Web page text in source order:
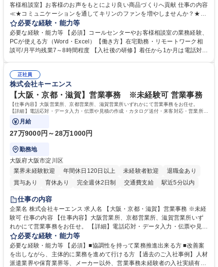
客様相談室】お客様のお声をもとにより良い商品づくりへ貢献 仕事の内容
≪★コミュニケーションを通してキリンのファンを増やしませんか？★≫
お客様のお声をより良い商品づくりに活かしていく上で、窓口となるお客
様相談室でのお仕事です。 日々お客様からいただくキリングループへのご
意見を、企業活動に活かしています。お客様からの声に迅速かつ誠意をも
って対応、情報提供するとともにグループ内活動に反映しています。 【具
平均100件前後■メール・手紙：同上40件前後 募集職種 中野本社【お客様
相談室】お客様のお声をもとにより良い商品づくりへ貢献
必要な経験・能力等
必要な経験・能力等 【必須】コールセンターやお客様相談室の業務経験、
PCが使える方（Word・Excel）【働き方】在宅勤務・リモートワーク相
談可/月平均残業7～8時間程度 【入社後の研修】着任から1か月は電話対応
すのでご安心ください。 【当社について】キリングループの広報機能を担
う会社として、お客様との出会いを大切にし、磨き上げたホスピタリティ
を込めてコミュニケーションをとりながら広報関連業務を行っておりま
す。 学歴・資格 学歴：大学院 大学 高専 短大 専修学校 高校 語学力： 資
格：
正社員
株式会社キーエンス
【大阪・京都・滋賀】営業事務 ※未経験可 営業事務
【仕事内容】大阪営業所、京都営業所、滋賀営業所いずれかにて営業事務をお任せ。
【詳細】電話応対・データ入力・伝票や見積の作成・カタログ送付・来客対応・営業所内
で発生する事務業務や業務改善をお任せ。
月給
27万9000円～28万1000円
勤務地
大阪府大阪市淀川区
業界未経験歓迎
年間休日120日以上 未経験者歓迎
退職金あり
賞与あり
育休あり 完全週休2日制 交通費支給
駅近5分以内
土日祝休み
仕事の内容
企業名 株式会社キーエンス 求人名 【大阪・京都・滋賀】営業事務 ※未経
験可 仕事の内容 【仕事内容】大阪営業所、京都営業所、滋賀営業所いず
れかにて営業事務をお任せ。 【詳細】電話応対・データ入力・伝票や見積
の作成・カタログ送付・来客対応・営業所内で発生する事務業務や業務改
善をお任せ。 【教育制度】ご入社後、育成担当とペアになりながらOJTに
て業務を覚えていただくことが可能です。業務システムがきちんと構築さ
れているため、スムーズに仕事に慣れることができる環境です。また、
必要な経験・能力等
必要な経験・能力等 【必須】■協調性を持って業務推進出来る方 ■改善案
を出しながら、主体的に業務を進めて行ける方 【過去のご入社事例】人材
派遣業界や保育業界等、メーカー以外、営業事務未経験者の入社実績有